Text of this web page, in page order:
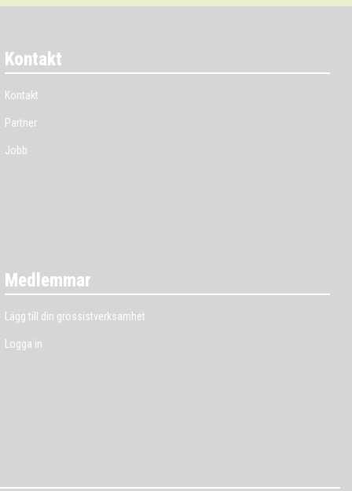
Kontakt
Kontakt
Partner
Jobb
Medlemmar
Lägg till din grossistverksamhet
Logga in